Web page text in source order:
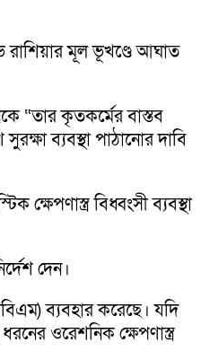
রাশিয়ার মূল ভূখণ্ডে আঘাত
“তার কৃতকর্মের বাস্তব
ব্যবস্থা পাঠানোর দাবি
ক্ষেপণাস্ত্র বিধ্বংসী ব্যবস্থা
দেন।
ব্যবহার করেছে। যদি
ওরেশনিক ক্ষেপণাস্ত্র